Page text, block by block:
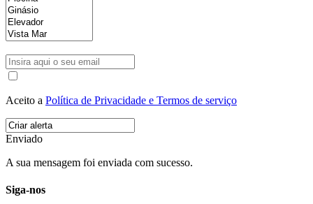
Aceito a Política de Privacidade e Termos de serviço
Enviado
A sua mensagem foi enviada com sucesso.
Siga-nos